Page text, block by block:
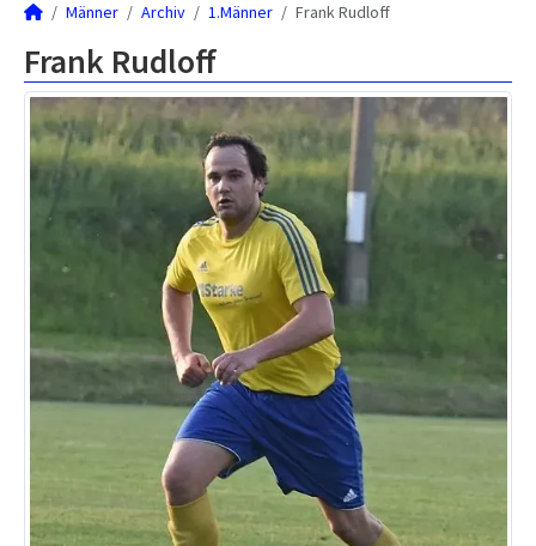
Männer Archiv 1.Männer Frank Rudloff
Frank Rudloff